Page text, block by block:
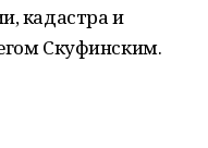
кадастра и
Скуфинским.